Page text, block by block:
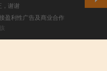
，谢谢
盈利性广告及商业合作